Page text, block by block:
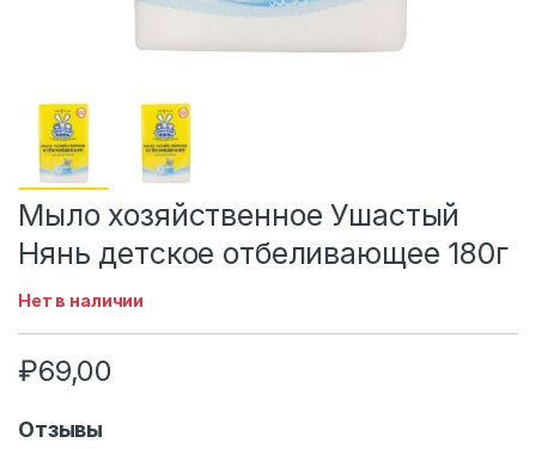
Мыло хозяйственное Ушастый
Нянь детское отбеливающее 180г
Нет в наличии
₽69,00
Отзывы